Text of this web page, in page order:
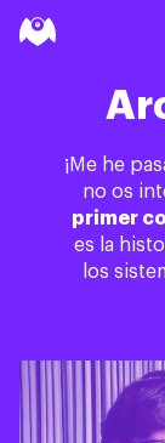
¡Me he
no os
primer
es la
los